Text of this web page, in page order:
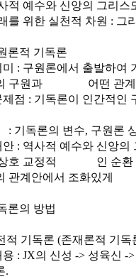
적 예수와 신앙의 그리스
를 위한 실천적 차원 : 그
론적 기독론
: 구원론에서 출발하여
구원과 어떤 관계가
점 : 기독론이 인간적인
론의 변수, 구원론 상
: 역사적 예수와 신앙의
호 교정적 인 순환 관
관계안에서 조화있
론의 방법
적 기독론 (존재론적 기
: JX의 신성 -> 성육신 -
.